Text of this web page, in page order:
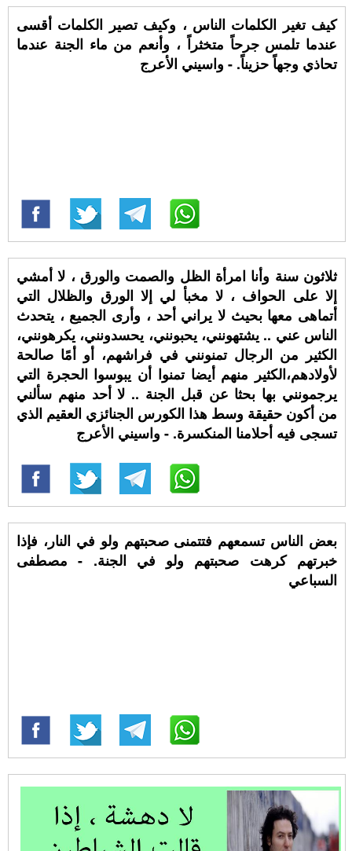
كيف تغير الكلمات الناس ، وكيف تصير الكلمات أقسى
عندما تلمس جرحاً متخثراً ، وأنعم من ماء الجنة عندما
تحاذي وجهاً حزيناً. - واسيني الأعرج
ثلاثون سنة وأنا امرأة الظل والصمت والورق ، لا أمشي
إلا على الحواف ، لا مخبأ لي إلا الورق والظلال التي
أتماهى معها بحيث لا يراني أحد ، وأرى الجميع ، يتحدث
الناس عني .. يشتهونني، يحبونني، يحسدونني، يكرهونني،
الكثير من الرجال تمنونني في فراشهم، أو أمًا صالحة
لأولادهم،الكثير منهم أيضا تمنوا أن يبوسوا الحجرة التي
يرجمونني بها بحثا عن قبل الجنة .. لا أحد منهم سألني
من أكون حقيقة وسط هذا الكورس الجنائزي العقيم الذي
تسجى فيه أحلامنا المنكسرة. - واسيني الأعرج
بعض الناس تسمعهم فتتمنى صحبتهم ولو في النار، فإذا
خبرتهم كرهت صحبتهم ولو في الجنة. - مصطفى
السباعي